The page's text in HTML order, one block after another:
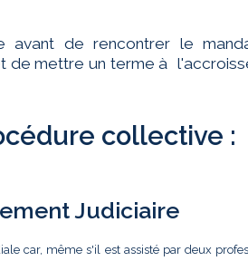
avant de rencontrer le
de mettre un terme à
collective :
Judiciaire
car, même s'il est assisté par deux